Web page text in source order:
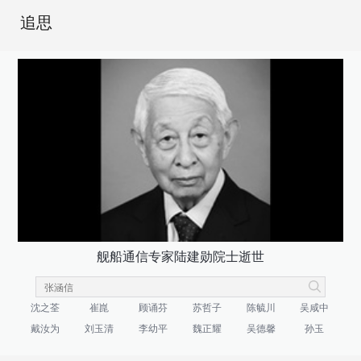
追思
舰船通信专家陆建勋院士逝世
沈之荃 崔崑 顾诵芬 苏哲子 陈毓川
吴咸中
戴汝为
刘玉清 李幼平 魏正耀 吴德馨 孙玉